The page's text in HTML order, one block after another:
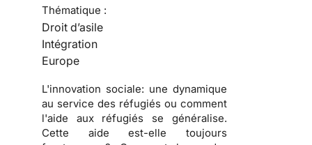
Thématique :
Droit d’asile
Intégration
Europe
L'innovation sociale: une dynamique
au service des réfugiés ou comment
l'aide aux réfugiés se généralise.
Cette aide est-elle toujours